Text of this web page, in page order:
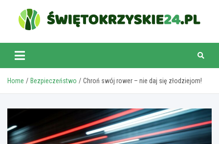
content
swietokrzyskie24.pl
Home Bezpieczeństwo Chroń swój rower – nie daj się złodziejom!